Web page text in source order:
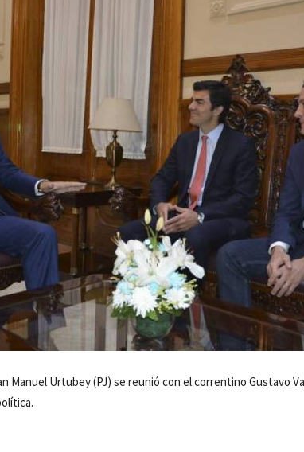
Manuel Urtubey (PJ) se reunió con el correntino Gustavo